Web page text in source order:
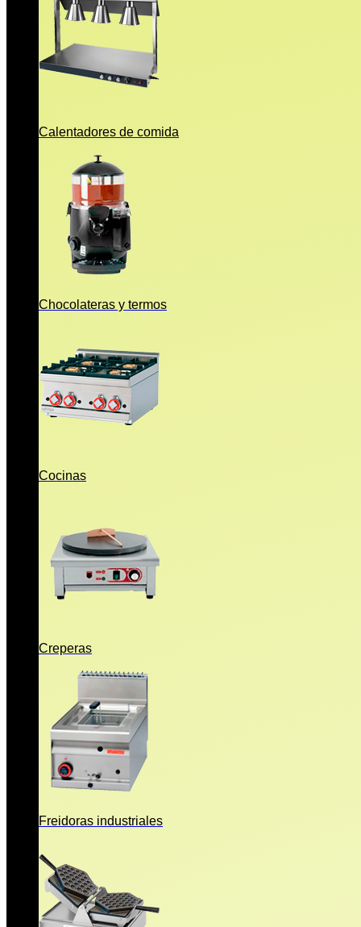
Calentadores de comida
Chocolateras y termos
Cocinas
Creperas
Freidoras industriales